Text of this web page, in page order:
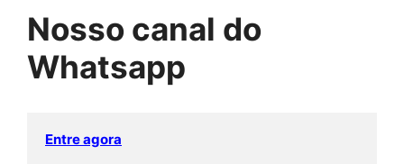
Nosso canal do
Whatsapp
Entre agora